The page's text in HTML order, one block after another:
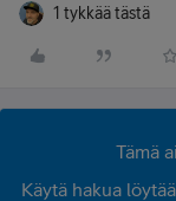
1 tykkää tästä
Tämä
Käytä hakua